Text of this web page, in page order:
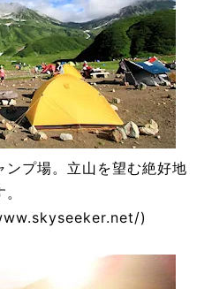
プ場。立山を望む絶好地
)